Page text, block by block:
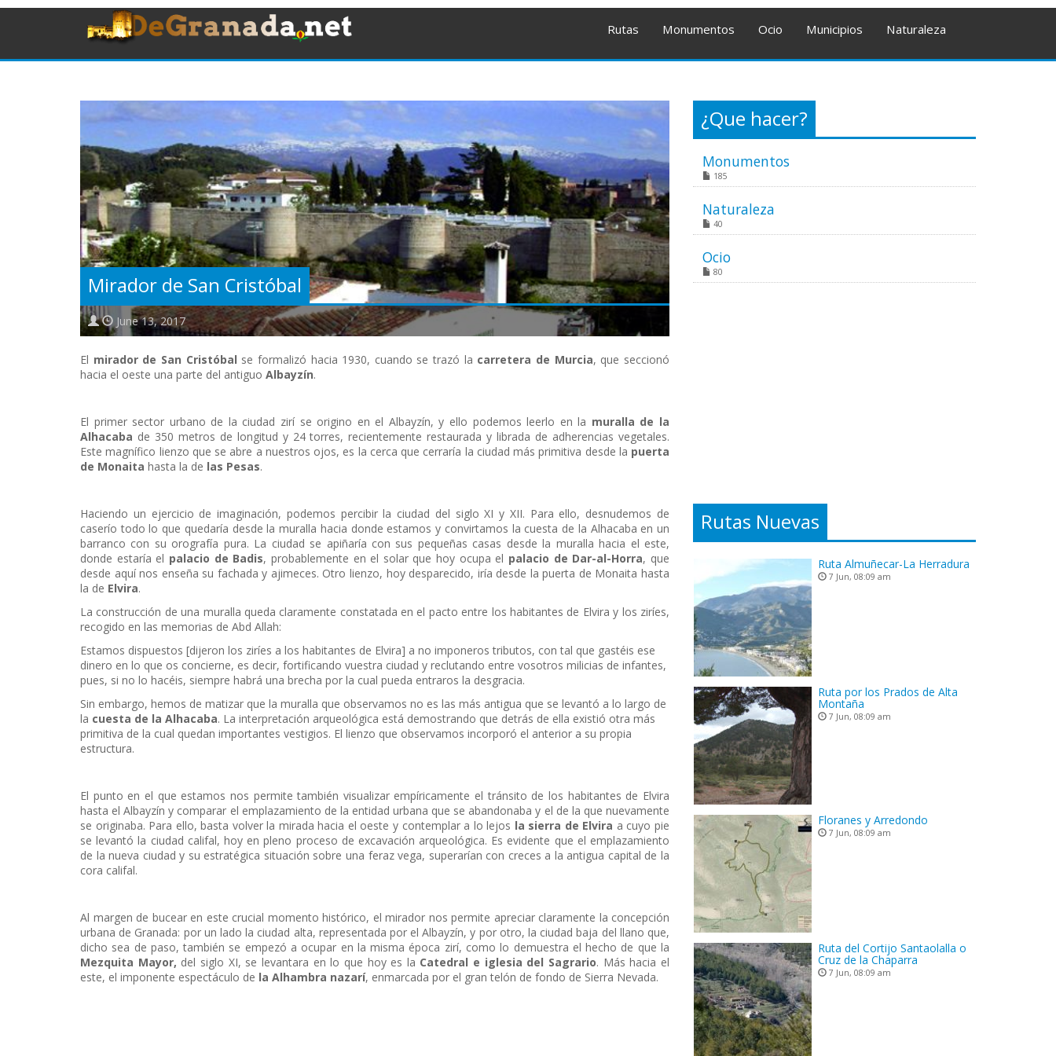
Rutas Monumentos Ocio Municipios Naturaleza
Mirador de San Cristóbal
June 13, 2017
El mirador de San Cristóbal se formalizó hacia 1930, cuando se trazó la carretera de Murcia, que seccionó
hacia el oeste una parte del antiguo Albayzín.
El primer sector urbano de la ciudad zirí se origino en el Albayzín, y ello podemos leerlo en la muralla de la
Alhacaba de 350 metros de longitud y 24 torres, recientemente restaurada y librada de adherencias vegetales.
Este magnífico lienzo que se abre a nuestros ojos, es la cerca que cerraría la ciudad más primitiva desde la puerta
de Monaita hasta la de las Pesas.
Haciendo un ejercicio de imaginación, podemos percibir la ciudad del siglo XI y XII. Para ello, desnudemos de
caserío todo lo que quedaría desde la muralla hacia donde estamos y convirtamos la cuesta de la Alhacaba en un
barranco con su orografía pura. La ciudad se apiñaría con sus pequeñas casas desde la muralla hacia el este,
donde estaría el palacio de Badis, probablemente en el solar que hoy ocupa el palacio de Dar-al-Horra, que
desde aquí nos enseña su fachada y ajimeces. Otro lienzo, hoy desparecido, iría desde la puerta de Monaita hasta
la de Elvira.
La construcción de una muralla queda claramente constatada en el pacto entre los habitantes de Elvira y los ziríes,
recogido en las memorias de Abd Allah:
Estamos dispuestos [dijeron los ziríes a los habitantes de Elvira] a no imponeros tributos, con tal que gastéis ese
dinero en lo que os concierne, es decir, fortificando vuestra ciudad y reclutando entre vosotros milicias de infantes,
pues, si no lo hacéis, siempre habrá una brecha por la cual pueda entraros la desgracia.
Sin embargo, hemos de matizar que la muralla que observamos no es las más antigua que se levantó a lo largo de
la cuesta de la Alhacaba. La interpretación arqueológica está demostrando que detrás de ella existió otra más
primitiva de la cual quedan importantes vestigios. El lienzo que observamos incorporó el anterior a su propia
estructura.
El punto en el que estamos nos permite también visualizar empíricamente el tránsito de los habitantes de Elvira
hasta el Albayzín y comparar el emplazamiento de la entidad urbana que se abandonaba y el de la que nuevamente
se originaba. Para ello, basta volver la mirada hacia el oeste y contemplar a lo lejos la sierra de Elvira a cuyo pie
se levantó la ciudad califal, hoy en pleno proceso de excavación arqueológica. Es evidente que el emplazamiento
de la nueva ciudad y su estratégica situación sobre una feraz vega, superarían con creces a la antigua capital de la
cora califal.
Al margen de bucear en este crucial momento histórico, el mirador nos permite apreciar claramente la concepción
urbana de Granada: por un lado la ciudad alta, representada por el Albayzín, y por otro, la ciudad baja del llano que,
dicho sea de paso, también se empezó a ocupar en la misma época zirí, como lo demuestra el hecho de que la
Mezquita Mayor, del siglo XI, se levantara en lo que hoy es la Catedral e iglesia del Sagrario. Más hacia el
este, el imponente espectáculo de la Alhambra nazarí, enmarcada por el gran telón de fondo de Sierra Nevada.
¿Que hacer?
Monumentos
185
Naturaleza
40
Ocio
80
Rutas Nuevas
Ruta Almuñecar-La Herradura
7 Jun, 08:09 am
Ruta por los Prados de Alta
Montaña
7 Jun, 08:09 am
Floranes y Arredondo
7 Jun, 08:09 am
Ruta del Cortijo Santaolalla o
Cruz de la Chaparra
7 Jun, 08:09 am